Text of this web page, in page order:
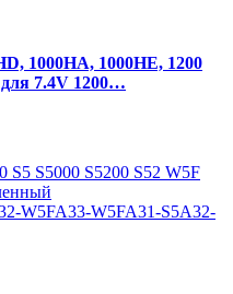
1000HA, 1000HE, 1200
7.4V 1200…